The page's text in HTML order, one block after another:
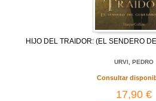
HIJO DEL TRAIDOR: (EL SENDERO
URVI, PEDRO
Consultar
17,90 €